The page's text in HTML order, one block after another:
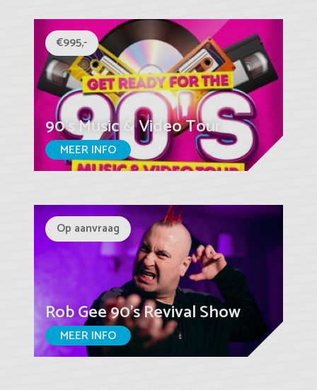
€995,-
90's Music & Video Tour
MEER INFO
Op aanvraag
Rob Gee 90's Revival Show
MEER INFO